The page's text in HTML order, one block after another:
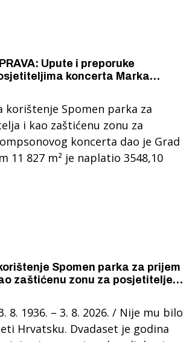
Upute i preporuke
koncerta Marka
Spomen parka za prijem
zaštićenu zonu za posjetitelje
je naplatio 3548,10 eura